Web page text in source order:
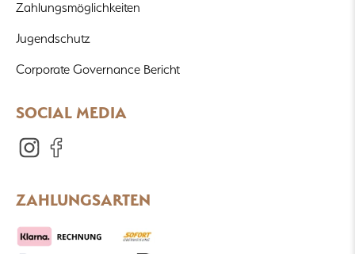
Zahlungsmöglichkeiten
Jugendschutz
Corporate Governance Bericht
SOCIAL MEDIA
ZAHLUNGSARTEN